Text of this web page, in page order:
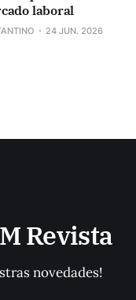
laboral
24 JUN. 2026
Revista
novedades!